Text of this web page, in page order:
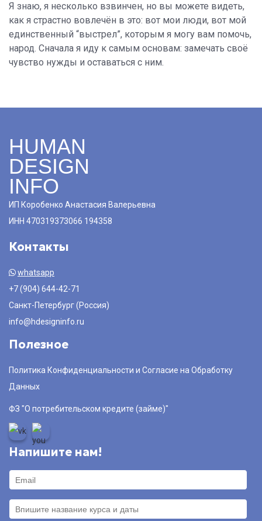
Я знаю, я несколько взвинчен, но вы можете видеть,
как я страстно вовлечён в это: вот мои люди, вот мой
единственный “выстрел”, которым я могу вам помочь,
народ. Сначала я иду к самым основам: замечать своё
чувство нужды и оставаться с ним.
HUMAN
DESIGN
INFO
ИП Коробенко Анастасия Валерьевна
ИНН 470319373066 194358
Контакты
whatsapp
+7 (904) 644-42-71
Санкт-Петербург (Россия)
info@hdesigninfo.ru
Полезное
Политика Конфиденциальности и Согласие на Обработку
Данных
ФЗ "О потребительском кредите (займе)"
Напишите нам!